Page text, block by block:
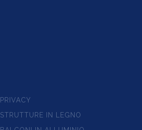
PRIVACY
STRUTTURE IN LEGNO